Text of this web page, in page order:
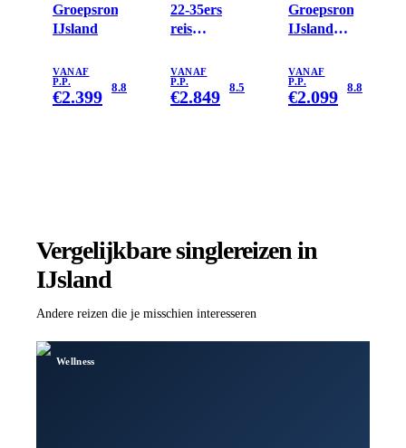
Groepsrondreis
IJsland
VANAF
P.P.
€2.399 8.8
22-35ers
reis
VANAF
P.P.
€2.849 8.5
Groepsrondreis
IJsland
VANAF
P.P.
€2.099 8.8
Vergelijkbare singlereizen in
IJsland
Andere reizen die je misschien interesseren
Wellness